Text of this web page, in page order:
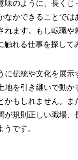
味のように、長くじ
なかできることでは
れます。もし転職や
れる仕事を探して
に伝統や文化を展示
地を引き継いで動か
かもしれません。ま
が規則正しい職場、
です。